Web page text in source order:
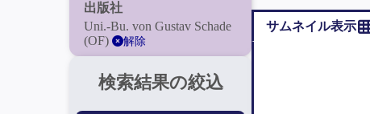
出版社
Uni.-Bu. von Gustav Schade
(OF)
解除
検索結果の絞込
サムネイル表示